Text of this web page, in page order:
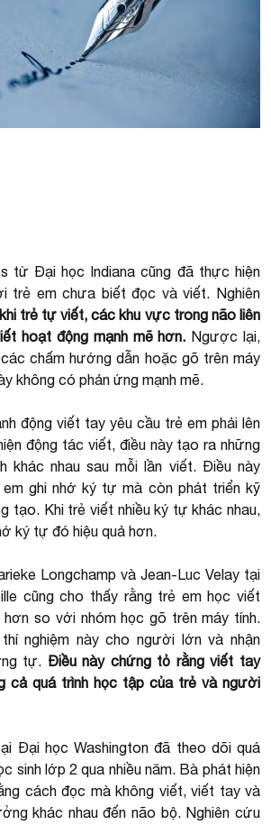
từ Đại học Indiana cũng đã thực hiện
trẻ em chưa biết đọc và viết. Nghiên
khi trẻ tự viết, các khu vực trong não liên
hoạt động mạnh mẽ hơn. Ngược lại,
chấm hướng dẫn hoặc gõ trên máy
không có phản ứng mạnh mẽ.
động viết tay yêu cầu trẻ em phải lên
động tác viết, điều này tạo ra những
khác nhau sau mỗi lần viết. Điều này
ghi nhớ ký tự mà còn phát triển kỹ
tạo. Khi trẻ viết nhiều ký tự khác nhau,
ký tự đó hiệu quả hơn.
Longchamp và Jean-Luc Velay tại
cũng cho thấy rằng trẻ em học viết
so với nhóm học gõ trên máy tính.
nghiệm này cho người lớn và nhận
tự. Điều này chứng tỏ rằng viết tay
cả quá trình học tập của trẻ và người
Đại học Washington đã theo dõi quá
sinh lớp 2 qua nhiều năm. Bà phát hiện
cách đọc mà không viết, viết tay và
khác nhau đến não bộ. Nghiên cứu